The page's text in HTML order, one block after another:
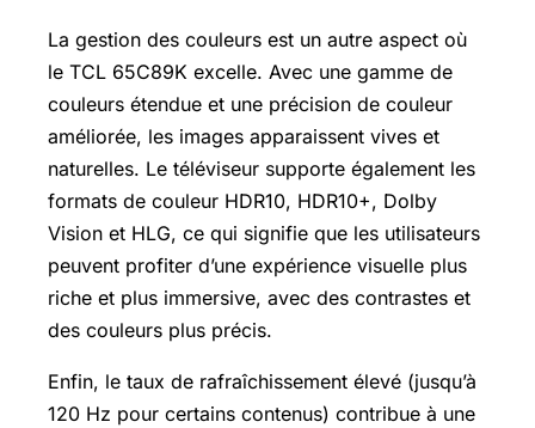
La gestion des couleurs est un autre aspect où
le TCL 65C89K excelle. Avec une gamme de
couleurs étendue et une précision de couleur
améliorée, les images apparaissent vives et
naturelles. Le téléviseur supporte également les
formats de couleur HDR10, HDR10+, Dolby
Vision et HLG, ce qui signifie que les utilisateurs
peuvent profiter d’une expérience visuelle plus
riche et plus immersive, avec des contrastes et
des couleurs plus précis.
Enfin, le taux de rafraîchissement élevé (jusqu’à
120 Hz pour certains contenus) contribue à une